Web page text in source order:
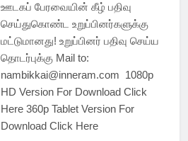
ஊடகப் பேரவையின் கீழ் பதிவு
செய்துகொண்ட உறுப்பினர்களுக்கு
மட்டுமானது! உறுப்பினர் பதிவு செய்ய
தொடர்புக்கு Mail to:
nambikkai@inneram.com 1080p
HD Version For Download Click
Here 360p Tablet Version For
Download Click Here